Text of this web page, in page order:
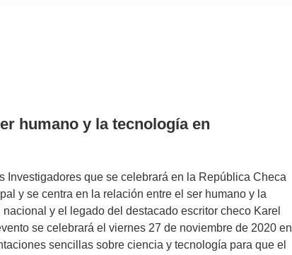
humano y la tecnología en
que se celebrará en la República Checa
y se centra en la relación entre el ser humano y la
y el legado del destacado escritor checo Karel
se celebrará el viernes 27 de noviembre de 2020 en
sencillas sobre ciencia y tecnología para que el